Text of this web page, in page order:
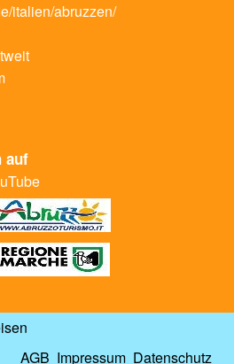
italien/abruzzen/
auf
AGB Impressum Datenschutz